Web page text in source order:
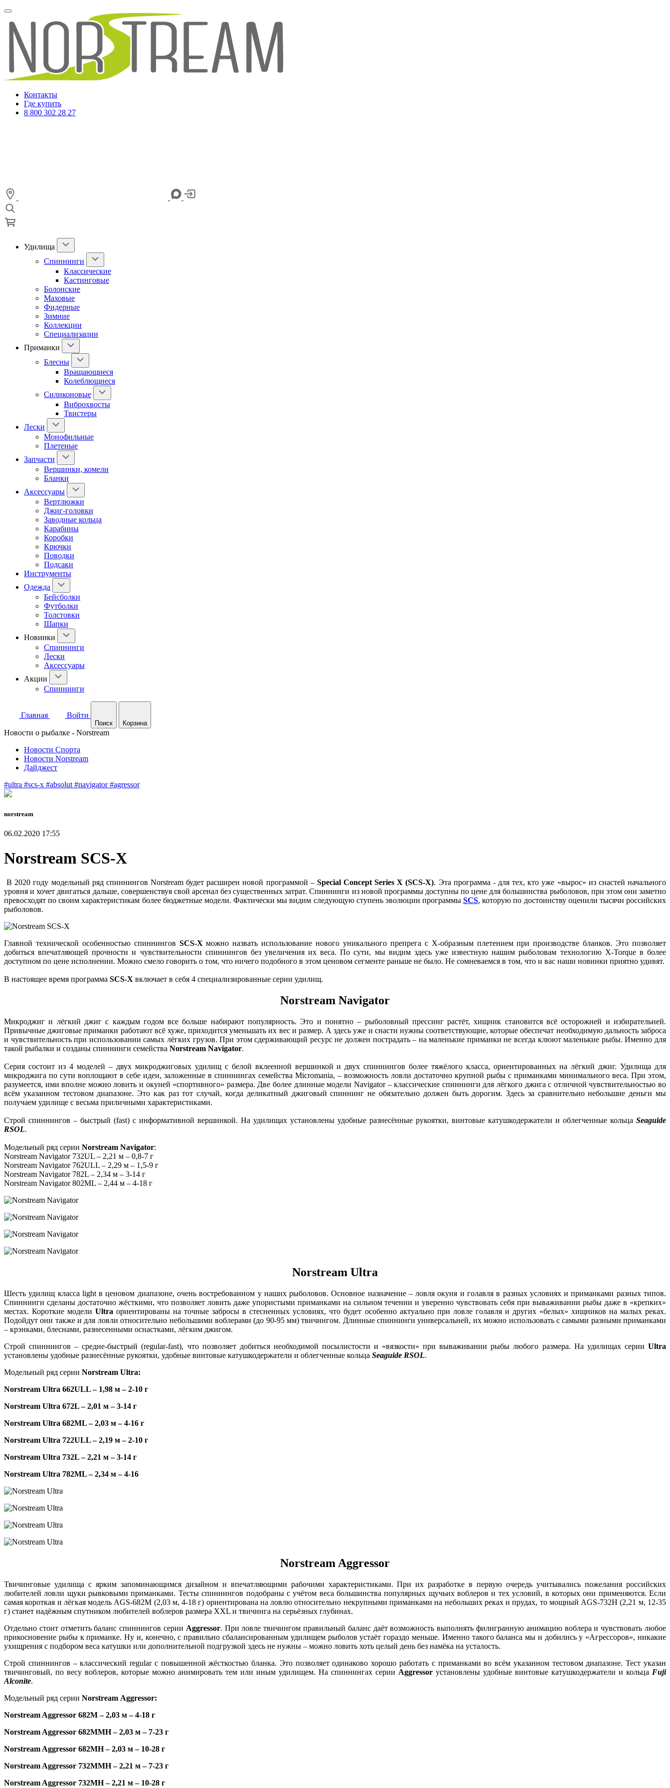
Контакты
Где купить
8 800 302 28 27
Удилища
Спиннинги
Классические
Кастинговые
Болонские
Маховые
Фидерные
Зимние
Коллекции
Специализации
Приманки
Блесны
Вращающиеся
Колеблющиеся
Силиконовые
Виброхвосты
Твистеры
Лески
Монофильные
Плетеные
Запчасти
Вершинки, комели
Бланки
Аксессуары
Вертлюжки
Джиг-головки
Заводные кольца
Карабины
Коробки
Крючки
Поводки
Подсаки
Инструменты
Одежда
Бейсболки
Футболки
Толстовки
Шапки
Новинки
Спиннинги
Лески
Аксессуары
Акции
Спиннинги
Главная Войти
Поиск Корзина
Новости о рыбалке - Norstream
Новости Спорта
Новости Norstream
Дайджест
#ultra #scs-x #absolut #navigator#agressor
norstream
06.02.2020 17:55
Norstream SCS-X
В 2020 году модельный ряд спиннингов Norstream будет расширен новой программой – Special Concept Series X (SCS-X). Эта программа - для тех, кто уже «вырос» из снастей начального
уровня и хочет двигаться дальше, совершенствуя свой арсенал без существенных затрат. Спиннинги из новой программы доступны по цене для большинства рыболовов, при этом они заметно
превосходят по своим характеристикам более бюджетные модели. Фактически мы видим следующую ступень эволюции программыSCS, которую по достоинству оценили тысячи российских
рыболовов.
Главной технической особенностью спиннингов SCS-X можно назвать использование нового уникального препрега с X-образным плетением при производстве бланков. Это позволяет
добиться впечатляющей прочности и чувствительности спиннингов без увеличения их веса. По сути, мы видим здесь уже известную нашим рыболовам технологию X-Torque в более
доступном по цене исполнении. Можно смело говорить о том, что ничего подобного в этом ценовом сегменте раньше не было. Не сомневаемся в том, что и вас наши новинки приятно удивят.
В настоящее время программа SCS-X включает в себя 4 специализированные серии удилищ.
Norstream Navigator
Микроджиг и лёгкий джиг с каждым годом все больше набирают популярность. Это и понятно – рыболовный прессинг растёт, хищник становится всё осторожней и избирательней.
Привычные джиговые приманки работают всё хуже, приходится уменьшать их вес и размер. А здесь уже и снасти нужны соответствующие, которые обеспечат необходимую дальность заброса
и чувствительность при использовании самых лёгких грузов. При этом сдерживающий ресурс не должен пострадать – на маленькие приманки не всегда клюют маленькие рыбы. Именно для
такой рыбалки и созданы спиннинги семейства Norstream Navigator.
Серия состоит из 4 моделей – двух микроджиговых удилищ с белой вклеенной вершинкой и двух спиннингов более тяжёлого класса, ориентированных на лёгкий джиг. Удилища для
микроджига по сути воплощают в себе идеи, заложенные в спиннингах семейства Micromania, – возможность ловли достаточно крупной рыбы с приманками минимального веса. При этом,
разумеется, ими вполне можно ловить и окуней «спортивного» размера. Две более длинные модели Navigator – классические спиннинги для лёгкого джига c отличной чувствительностью во
всём указанном тестовом диапазоне. Это как раз тот случай, когда деликатный джиговый спиннинг не обязательно должен быть дорогим. Здесь за сравнительно небольшие деньги мы
получаем удилище с весьма приличными характеристиками.
Строй спиннингов – быстрый (fast) с информативной вершинкой. На удилищах установлены удобные разнесённые рукоятки, винтовые катушкодержатели и облегченные кольца Seaguide
RSOL.
Модельный ряд серии Norstream Navigator:
Norstream Navigator 732UL – 2,21 м – 0,8-7 г
Norstream Navigator 762ULL – 2,29 м – 1,5-9 г
Norstream Navigator 782L – 2,34 м – 3-14 г
Norstream Navigator 802ML – 2,44 м – 4-18 г
Norstream Ultra
Шесть удилищ класса light в ценовом диапазоне, очень востребованном у наших рыболовов. Основное назначение – ловля окуня и голавля в разных условиях и приманками разных типов.
Спиннинги сделаны достаточно жёсткими, что позволяет ловить даже упористыми приманками на сильном течении и уверенно чувствовать себя при вываживании рыбы даже в «крепких»
местах. Короткие моделиUltra ориентированы на точные забросы в стесненных условиях, что будет особенно актуально при ловле голавля и других «белых» хищников на малых реках.
Подойдут они также и для ловли относительно небольшими воблерами (до 90-95 мм) твичингом. Длинные спиннинги универсальней, их можно использовать с самыми разными приманками
– крэнками, блеснами, разнесенными оснастками, лёгким джигом.
Строй спиннингов – средне-быстрый (regular-fast), что позволяет добиться необходимой посылистости и «вязкости» при вываживании рыбы любого размера. На удилищах серии Ultra
установлены удобные разнесённые рукоятки, удобные винтовые катушкодержатели и облегченные кольца Seaguide RSOL.
Модельный ряд серии Norstream Ultra:
Norstream Ultra 662ULL – 1,98 м– 2-10 г
Norstream Ultra 672L – 2,01 м– 3-14 г
Norstream Ultra 682ML – 2,03 м– 4-16 г
Norstream Ultra 722ULL – 2,19 м– 2-10 г
Norstream Ultra 732L – 2,21 м– 3-14 г
Norstream Ultra 782ML – 2,34 м– 4-16
Norstream Aggressor
Твичинговые удилища с ярким запоминающимся дизайном и впечатляющими рабочими характеристиками. При их разработке в первую очередь учитывались пожелания российских
любителей ловли щуки рывковыми приманками. Тесты спиннингов подобраны с учётом веса большинства популярных щучьих воблеров и тех условий, в которых они применяются. Если
самая короткая и лёгкая модель AGS-682M (2,03 м, 4-18 г) ориентирована на ловлю относительно некрупными приманками на небольших реках и прудах, то мощный AGS-732H (2,21 м, 12-35
г) станет надёжным спутником любителей воблеров размера XXL и твичинга на серьёзных глубинах.
Отдельно стоит отметить баланс спиннингов серии Aggressor. При ловле твичингом правильный баланс даёт возможность выполнять филигранную анимацию воблера и чувствовать любое
прикосновение рыбы к приманке. Ну и, конечно, с правильно сбалансированным удилищем рыболов устаёт гораздо меньше. Именно такого баланса мы и добились у «Агрессоров», никакие
ухищрения с подбором веса катушки или дополнительной подгрузкой здесь не нужны – можно ловить хоть целый день без намёка на усталость.
Строй спиннингов – классический regular с повышенной жёсткостью бланка. Это позволяет одинаково хорошо работать с приманками во всём указанном тестовом диапазоне. Тест указан
твичинговый, по весу воблеров, которые можно анимировать тем или иным удилищем. На спиннингах серии Aggressor установлены удобные винтовые катушкодержатели и кольца Fuji
Alconite.
Модельный ряд серии Norstream Aggressor:
Norstream Aggressor 682M – 2,03 м– 4-18 г
Norstream Aggressor 682MMH – 2,03 м– 7-23 г
Norstream Aggressor 682MH – 2,03 м– 10-28 г
Norstream Aggressor 732MMH – 2,21 м– 7-23 г
Norstream Aggressor 732MH – 2,21 м– 10-28 г